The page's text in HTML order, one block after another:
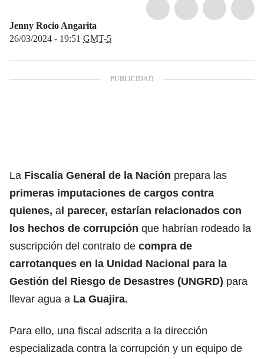
Jenny Rocio Angarita
26/03/2024 - 19:51 GMT-5
La Fiscalía General de la Nación prepara las
primeras imputaciones de cargos contra
quienes, al parecer, estarían relacionados con
los hechos de corrupción que habrían rodeado la
suscripción del contrato de compra de
carrotanques en la Unidad Nacional para la
Gestión del Riesgo de Desastres (UNGRD) para
llevar agua a La Guajira.
Para ello, una fiscal adscrita a la dirección
especializada contra la corrupción y un equipo de